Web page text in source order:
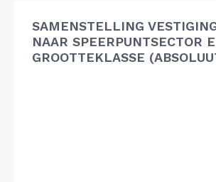
SAMENSTELLING
NAAR SPEERPUNTSECTOR
GROOTTEKLASSE